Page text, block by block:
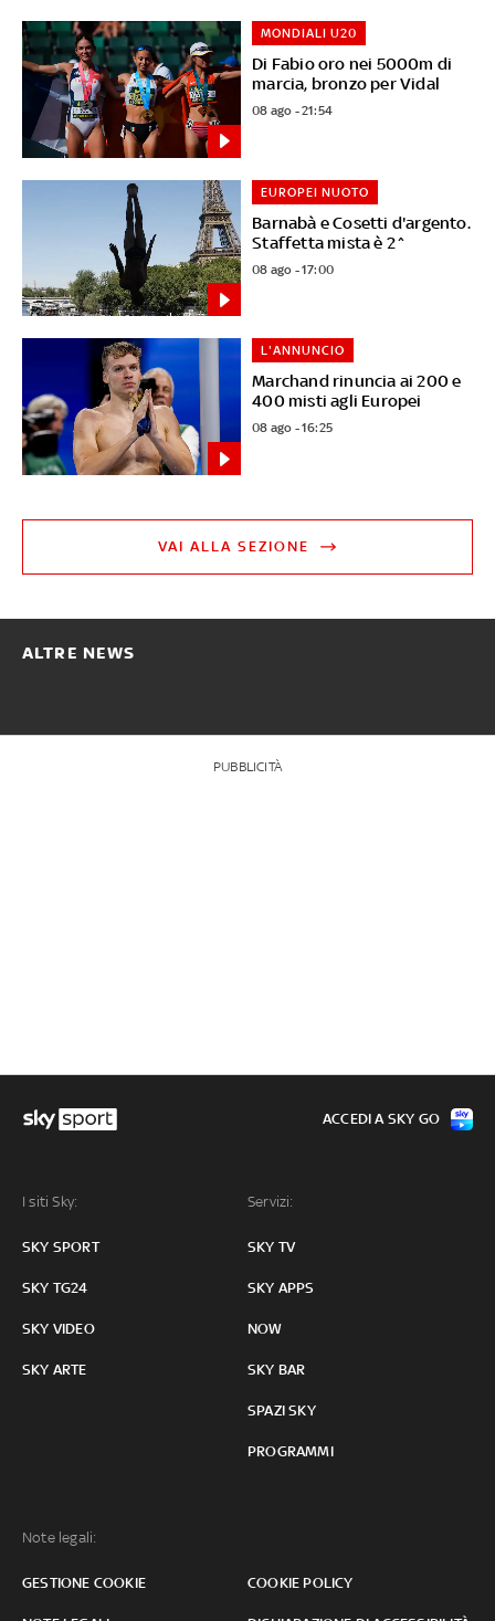
Di Fabio oro nei 5000m di
marcia, bronzo per Vidal
MONDIALI U20
08 ago - 21:54
Barnabà e Cosetti d'argento.
Staffetta mista è 2^
EUROPEI NUOTO
08 ago - 17:00
Marchand rinuncia ai 200 e
400 misti agli Europei
L'ANNUNCIO
08 ago - 16:25
VAI ALLA SEZIONE
ALTRE NEWS
PUBBLICITÀ
I siti Sky:
SKY SPORT
SKY TG24
SKY VIDEO
SKY ARTE
Servizi:
SKY TV
SKY APPS
NOW
SKY BAR
SPAZI SKY
PROGRAMMI
Note legali:
GESTIONE COOKIE COOKIE POLICY
ACCEDI A SKY GO